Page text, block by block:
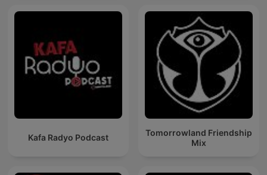
Kafa Radyo Podcast
Tomorrowland Friendship
Mix